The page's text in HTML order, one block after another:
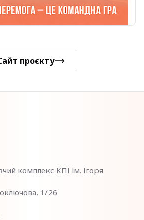
проєкту
комплекс КПІ ім. Ігоря
1/26